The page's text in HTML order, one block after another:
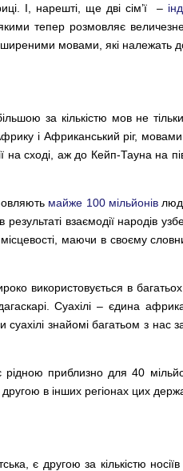
І, нарешті, ще дві сім’ї –
тепер розмовляє
мовами, які належать
за кількістю мов не
і Африканський ріг,
на сході, аж до Кейп-Тауна на
майже 100 мільйонів
взаємодії народів
маючи в своєму
використовується в
Суахілі – єдина
суахілі знайомі багатьом з нас
рідною приблизно для 40
в інших регіонах цих
є другою за кількістю